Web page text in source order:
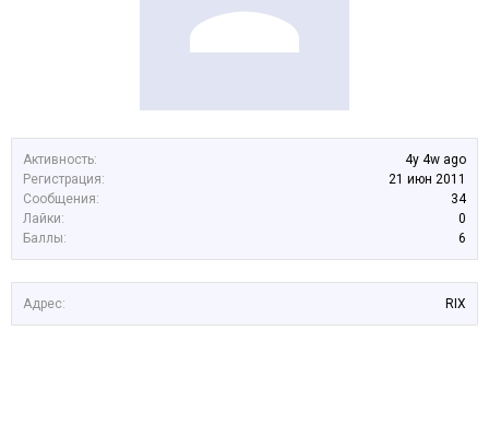
Активность:
4y 4w ago
Регистрация:
21 июн 2011
Сообщения:
34
Лайки:
0
Баллы:
6
Адрес: RIX